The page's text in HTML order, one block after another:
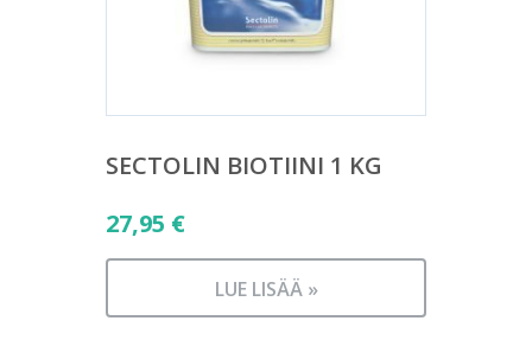
SECTOLIN BIOTIINI 1 KG
27,95 €
LUE LISÄÄ »